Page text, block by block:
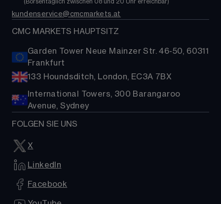
Kryptowährungen
Aktien-Baskets
Hilfe
Presse
        (
Börsentäglich zwischen 08 und 20 Uhr erreichbar)
kundenservice@cmcmarkets.at
CMC MARKETS HAUPTSITZ
Garden Tower Neue Mainzer Str. 46-50, 60311
Frankfurt
133 Houndsditch, London, EC3A 7BX
International Towers, 300 Barangaroo
Avenue, Sydney
FOLGEN SIE UNS
X
LinkedIn
Facebook